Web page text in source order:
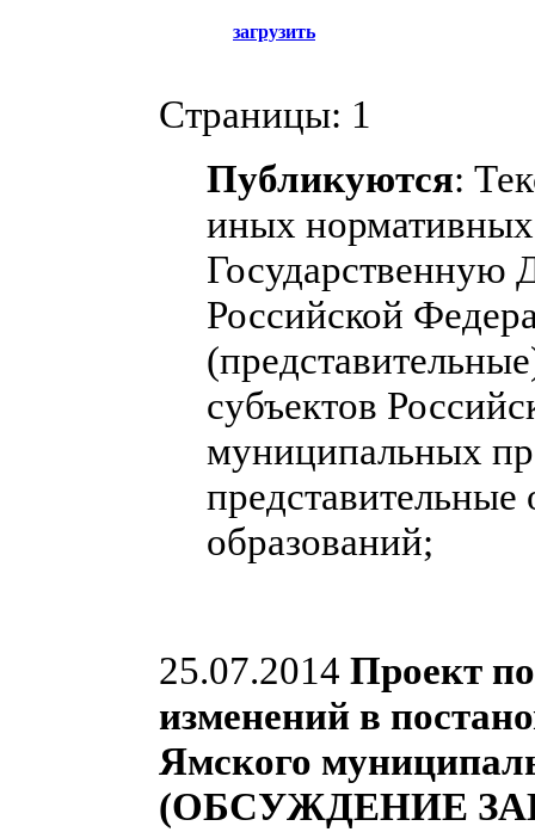
загрузить
Страницы: 1
Публикуются:
иных
Государственную
Российской
субъектов
муниципальных
образований;
25.07.2014 Проект
изменений в
Ямского
(ОБСУЖДЕНИЕ